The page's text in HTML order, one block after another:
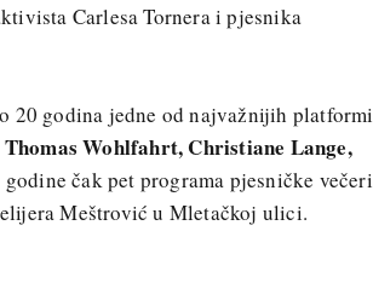
Carlesa Tornera i pjesnika
20 godina jedne od najvažnijih platformi
Thomas Wohlfahrt, Christiane Lange,
godine čak pet programa pjesničke večeri
Meštrović u Mletačkoj ulici.